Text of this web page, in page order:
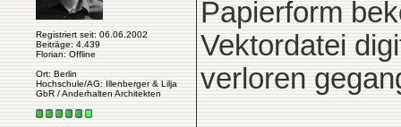
Registriert seit: 06.06.2002
Beiträge: 4.439
Florian: Offline
Ort: Berlin
Hochschule/AG: Illenberger & Lilja
GbR / Anderhalten Architekten
Papierform
Vektordatei
verloren